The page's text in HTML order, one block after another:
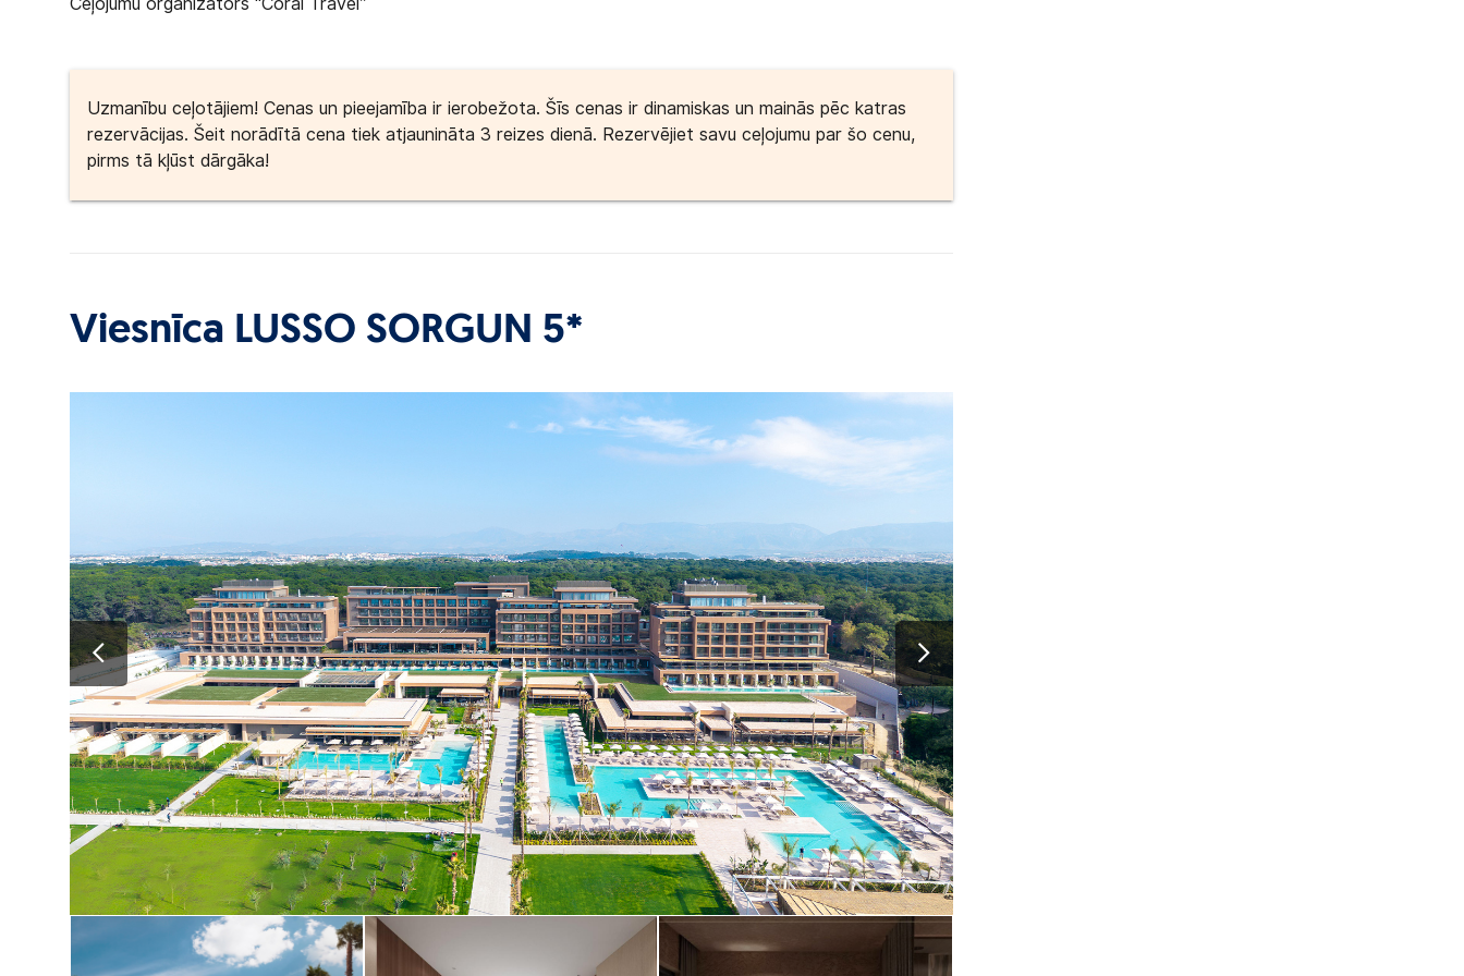
Ceļojumu organizators “Coral Travel”
Uzmanību ceļotājiem! Cenas un pieejamība ir ierobežota. Šīs cenas ir dinamiskas un mainās pēc katras
rezervācijas. Šeit norādītā cena tiek atjaunināta 3 reizes dienā. Rezervējiet savu ceļojumu par šo cenu,
pirms tā kļūst dārgāka!
Viesnīca LUSSO SORGUN 5*